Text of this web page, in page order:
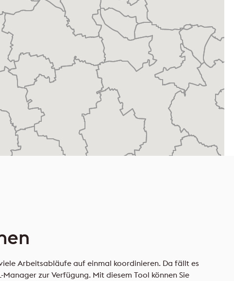
Arbeitsabläufe auf einmal koordinieren. Da fällt es
zur Verfügung. Mit diesem Tool können Sie